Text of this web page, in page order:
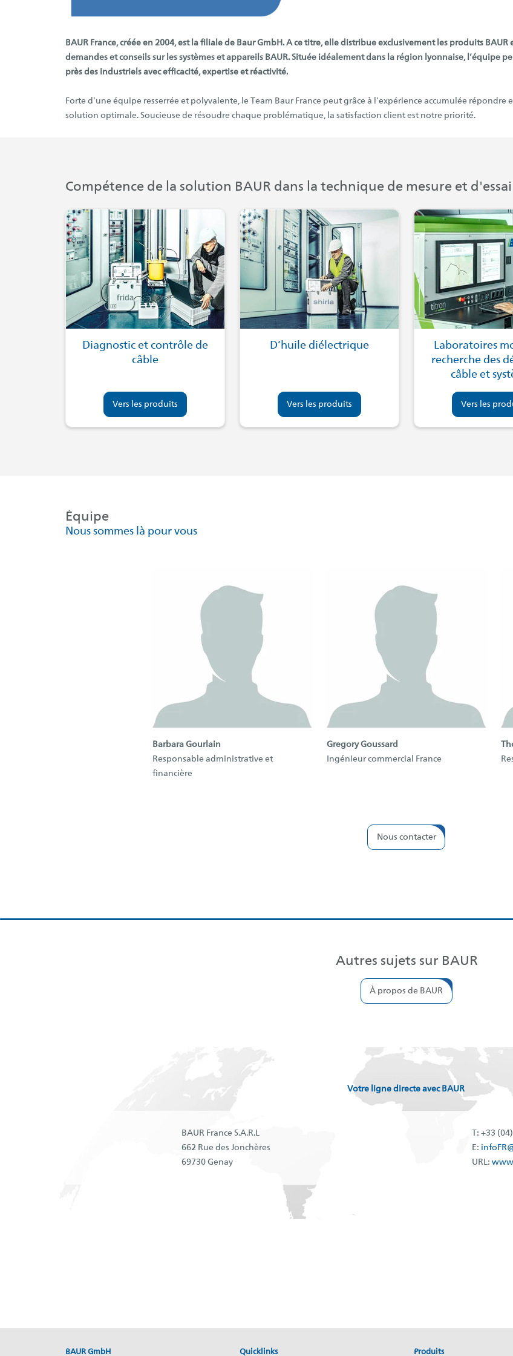
BAUR France, créée en 2004, est la filiale de Baur GmbH. A ce titre, elle distribue exclusivement les produits
demandes et conseils sur les systèmes et appareils BAUR. Située idéalement dans la région lyonnaise, l’équipe
près des industriels avec efficacité, expertise et réactivité.
Forte d’une équipe resserrée et polyvalente, le Team Baur France peut grâce à l’expérience accumulée
solution optimale. Soucieuse de résoudre chaque problématique, la satisfaction client est notre priorité.
Compétence de la solution BAUR dans la technique de mesure et d'essai
(s'ouvre dans un nouvel onglet)
Diagnostic et contrôle de
câble
Vers les produits
(s'ouvre dans un nouvel
D’huile diélectrique
Vers les produits
Laboratoires
recherche des
câble et
Vers les
Équipe
Nous sommes là pour vous
Barbara Gourlain
Responsable administrative et
financière
Gregory Goussard
Ingénieur commercial France
Nous contacter
Autres sujets sur BAUR
À propos de BAUR
Votre ligne directe avec BAUR
BAUR France S.A.R.L
662 Rue des Jonchères
69730 Genay
T: +33
E:
URL:
BAUR GmbH Quicklinks Produits